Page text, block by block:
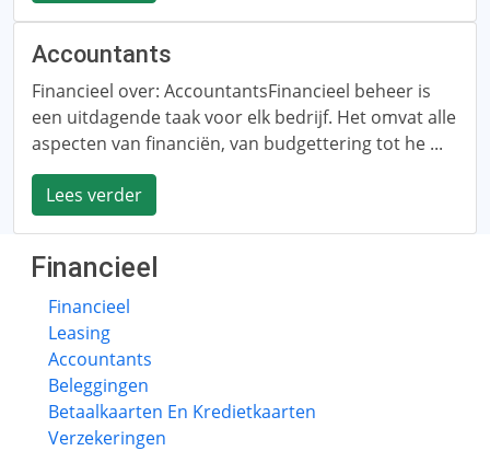
Accountants
Financieel over: AccountantsFinancieel beheer is
een uitdagende taak voor elk bedrijf. Het omvat alle
aspecten van financiën, van budgettering tot he ...
Lees verder
Financieel
Financieel
Leasing
Accountants
Beleggingen
Betaalkaarten En Kredietkaarten
Verzekeringen